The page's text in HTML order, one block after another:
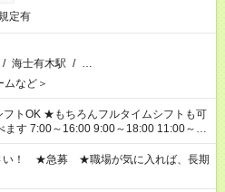
定有
/ 海士有木駅 / …
ムなど＞
イムシフトも可
す 7:00～16:00 9:00～18:00 11:00～
せ
案内できません ※法令に基づき、週20時
の加入対象となります ※労働者派遣法
）により、短時間・短期間の就業はご
い！ ★急募 ★職場が気に入れば、長期